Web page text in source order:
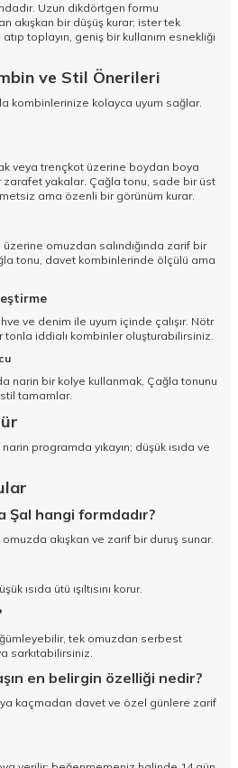
Uzun dikdörtgen formu
akışkan bir düşüş kurar; ister tek
toplayın, geniş bir kullanım esnekliği
ve Stil Önerileri
kombinlerinize kolayca uyum sağlar.
veya trençkot üzerine boydan boya
zarafet yakalar. Çağla tonu, sade bir üst
ama özenli bir görünüm kurar.
omuzdan salındığında zarif bir
tonu, davet kombinlerinde ölçülü ama
ve denim ile uyum içinde çalışır. Nötr
tonla iddialı kombinler oluşturabilirsiniz.
narin bir kolye kullanmak, Çağla tonunu
stil tamamlar.
programda yıkayın; düşük ısıda ve
Şal hangi formdadır?
akışkan ve zarif bir duruş sunar.
ısıda ütü ışıltısını korur.
tek omuzdan serbest
sarkıtabilirsiniz.
en belirgin özelliği nedir?
kaçmadan davet ve özel günlere zarif